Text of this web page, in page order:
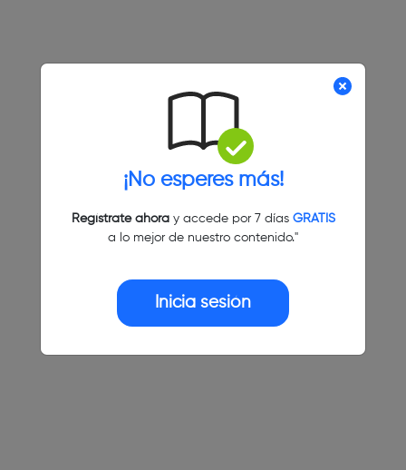
¡No esperes más!
Regístrate ahoray accede por 7 días GRATIS
a lo mejor de nuestro contenido."
Inicia sesión